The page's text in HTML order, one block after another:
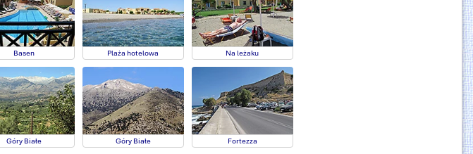
Basen Plaża hotelowa Na leżaku
Góry Białe Góry Białe Fortezza